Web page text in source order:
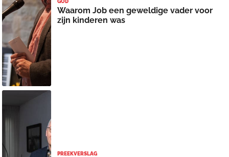
GOD
Waarom Job een geweldige vader voor
zijn kinderen was
PREEKVERSLAG